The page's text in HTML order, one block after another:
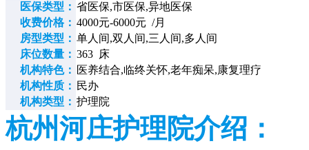
医保类型： 省医保,市医保,异地医保
收费价格： 4000元-6000元 /月
房型类型： 单人间,双人间,三人间,多人间
床位数量： 363 床
机构特色： 医养结合,临终关怀,老年痴呆,康复理疗
机构性质： 民办
机构类型： 护理院
杭州河庄护理院介绍：